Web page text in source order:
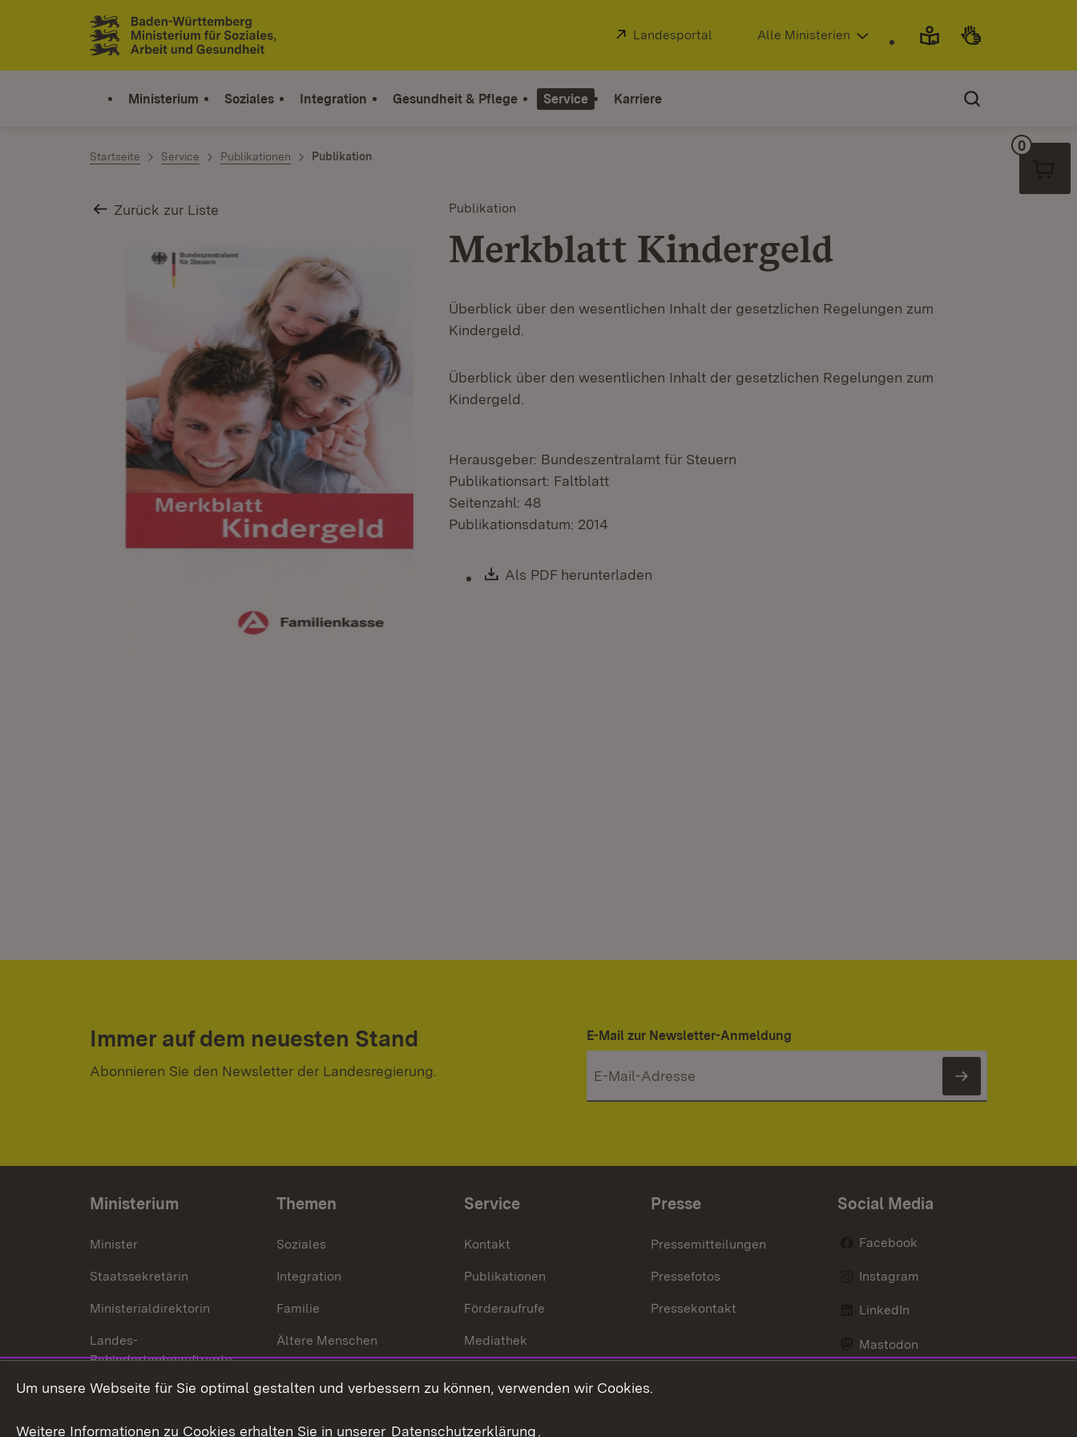
Zum Inhalt springen
Link zur Startseite
Extern:
Landesportal (Öffnet in neuem Fenster)
Alle Ministerien
Ministerium Soziales Integration Gesundheit & Pflege Service Karriere
Startseite Service Publikationen Publikation
Zurück zur Liste Publikation
Merkblatt Kindergeld
Überblick über den wesentlichen Inhalt der gesetzlichen Regelungen zum
Kindergeld.
Überblick über den wesentlichen Inhalt der gesetzlichen Regelungen zum
Kindergeld.
Herausgeber: Bundeszentralamt für Steuern
Publikationsart: Faltblatt
Seitenzahl: 48
Publikationsdatum: 2014
Download:
Als PDF herunterladen
0
Immer auf dem neuesten Stand
Abonnieren Sie den Newsletter der Landesregierung.
E-Mail zur Newsletter-Anmeldung
Newsletter
Ministerium
Minister
Staatssekretärin
Ministerialdirektorin
Landes-
Behindertenbeauftragte
Bürgerreferent
Karriere
Themen
Soziales
Integration
Familie
Ältere Menschen
Behinderungen
Bürgerengagement
Service
Kontakt
Publikationen
Förderaufrufe
Mediathek
Presse
Pressemitteilungen
Pressefotos
Pressekontakt
Social Media
Facebook
Instagram
LinkedIn
Mastodon
Um unsere Webseite für Sie optimal gestalten und verbessern zu können, verwenden wir Cookies.
Weitere Informationen zu Cookies erhalten Sie in unserer Datenschutzerklärung.